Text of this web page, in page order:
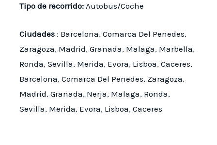
Tipo de recorrido: Autobus/Coche
Ciudades : Barcelona, Comarca Del Penedes,
Zaragoza, Madrid, Granada, Malaga, Marbella,
Ronda, Sevilla, Merida, Evora, Lisboa, Caceres,
Barcelona, Comarca Del Penedes, Zaragoza,
Madrid, Granada, Nerja, Malaga, Ronda,
Sevilla, Merida, Evora, Lisboa, Caceres